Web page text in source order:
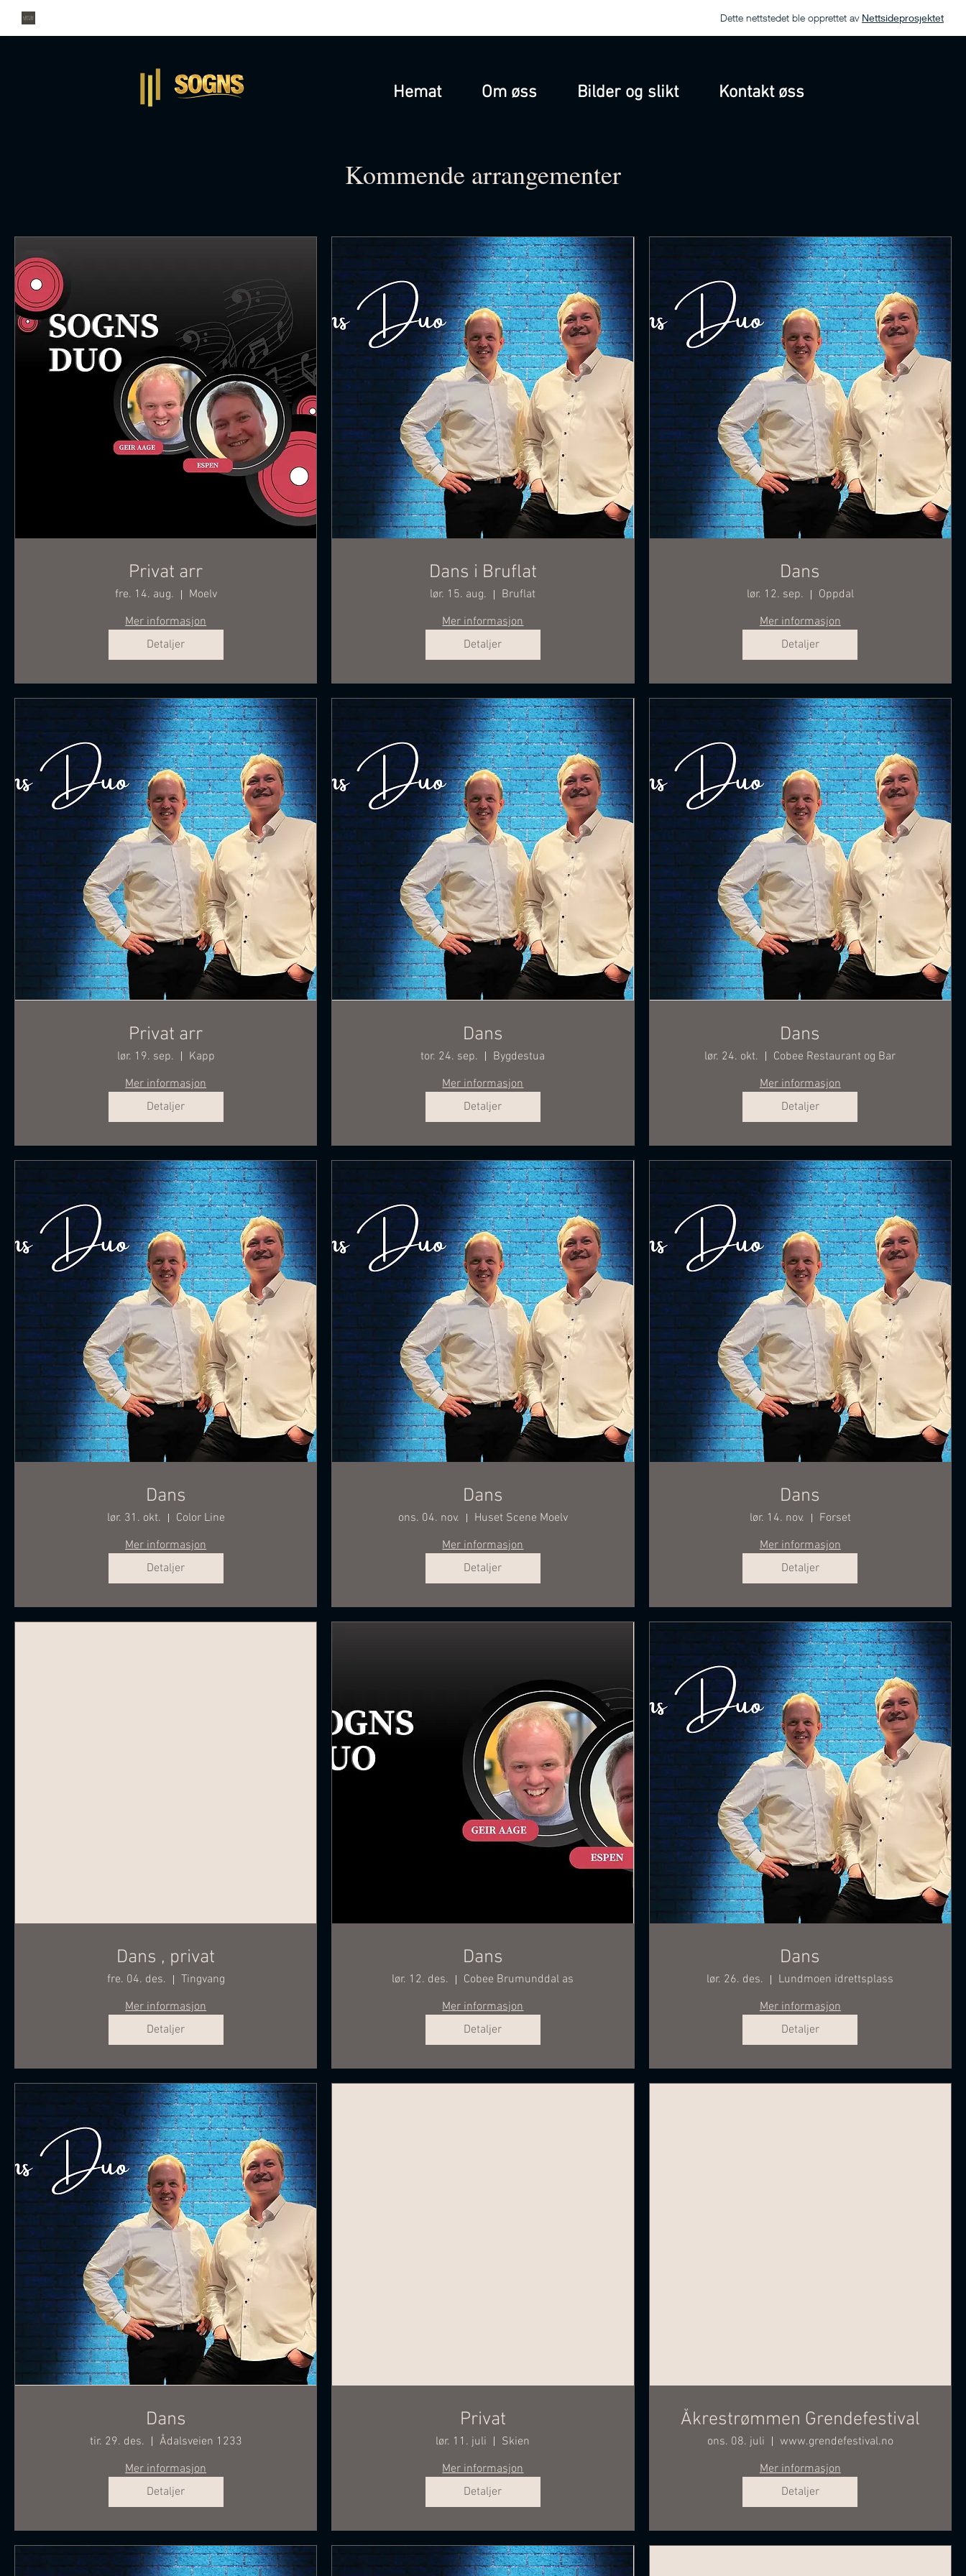
Dette nettstedet ble opprettet av Nettsideprosjektet
Hemat Om øss Bilder og slikt Kontakt øss
Kommende arrangementer
Privat arr
fre. 14. aug.
Moelv
Mer informasjon
Detaljer
Dans i Bruflat
lør. 15. aug.
Bruflat
Mer informasjon
Detaljer
Dans
lør. 12. sep.
Oppdal
Mer informasjon
Detaljer
Privat arr
lør. 19. sep.
Kapp
Mer informasjon
Detaljer
Dans
tor. 24. sep.
Bygdestua
Mer informasjon
Detaljer
Dans
lør. 24. okt.
Cobee Restaurant og Bar
Mer informasjon
Detaljer
Dans
lør. 31. okt.
Color Line
Mer informasjon
Detaljer
Dans
ons. 04. nov.
Huset Scene Moelv
Mer informasjon
Detaljer
Dans
lør. 14. nov.
Forset
Mer informasjon
Detaljer
Dans , privat
fre. 04. des.
Tingvang
Mer informasjon
Detaljer
Dans
lør. 12. des.
Cobee Brumunddal as
Mer informasjon
Detaljer
Dans
lør. 26. des.
Lundmoen idrettsplass
Mer informasjon
Detaljer
Dans
tir. 29. des.
Ådalsveien 1233
Mer informasjon
Detaljer
Privat
lør. 11. juli
Skien
Mer informasjon
Detaljer
Åkrestrømmen Grendefestival
ons. 08. juli
www.grendefestival.no
Mer informasjon
Detaljer